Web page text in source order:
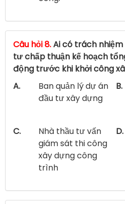
Câu hỏi 8.Ai có trách
tư chấp thuận kế hoạch
động trước khi khởi công
A.
Ban quản lý dự án
đầu tư xây dựng
B.
C.
Nhà thầu tư vấn
giám sát thi công
xây dựng công
trình
D.